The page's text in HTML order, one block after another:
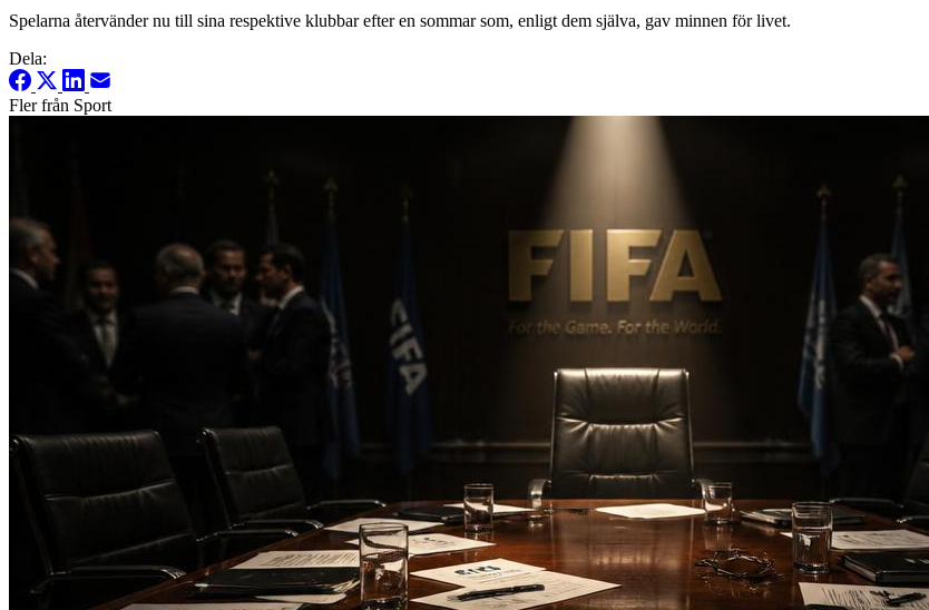
Spelarna återvänder nu till sina respektive klubbar efter en sommar som, enligt dem själva, gav minnen för livet.
Dela:
Fler från Sport